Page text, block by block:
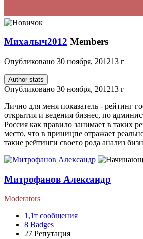
Михалыч2012 Members
Опубликовано 30 ноября, 201213 г
Author stats
Опубликовано 30 ноября, 201213 г
Лично для меня показатель - рейтинг
открытия и ведения бизнес, по
Россия как правило занимает в таких
место, что в приницпе отражает
такие рейтинги своего рода анализ
Митрофанов Александр
Moderators
1,1т сообщения
8 Badges
27 Репутация